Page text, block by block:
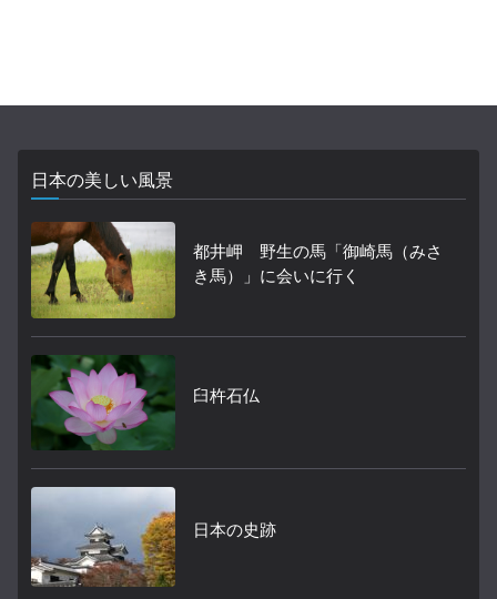
日本の美しい風景
都井岬 野生の馬「御崎馬（みさ
き馬）」に会いに行く
臼杵石仏
日本の史跡